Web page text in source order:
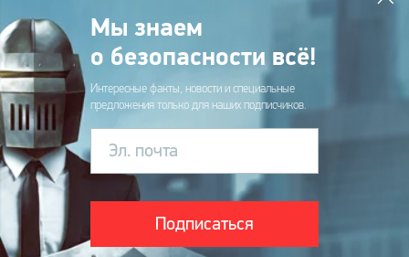
Мы знаем
о безопасности всё!
Интересные факты, новости и специальные
предложения только для наших подписчиков.
Эл. почта
Подписаться